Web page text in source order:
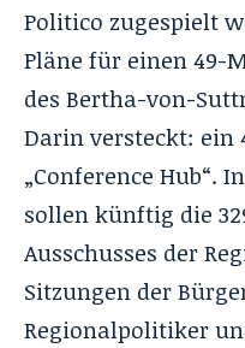
Politico zugespielt
Pläne für einen 49-
des Bertha-von-
Darin versteckt: ein
„Conference Hub“.
sollen künftig die
Ausschusses der
Sitzungen der
Regionalpolitiker